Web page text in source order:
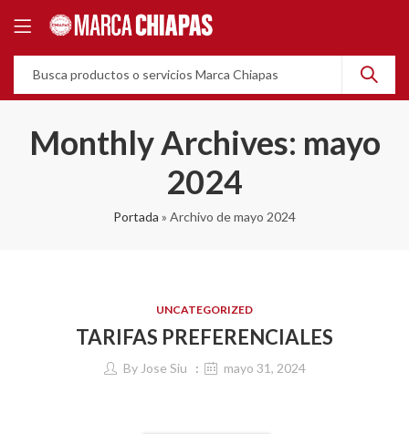
Monthly Archives: mayo
2024
Portada » Archivo de mayo 2024
UNCATEGORIZED
TARIFAS PREFERENCIALES
By Jose Siu mayo 31, 2024